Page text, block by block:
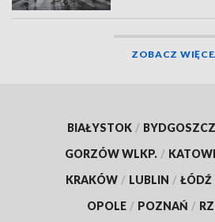
ZOBACZ
BIAŁYSTOK / BYDGOSZCZ
GORZÓW WLKP. /
KRAKÓW / LUBLIN / ŁÓDŹ
OPOLE / POZNAŃ /